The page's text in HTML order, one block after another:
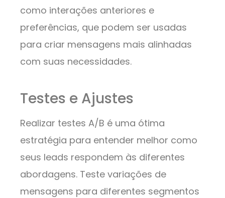
como interações anteriores e
preferências, que podem ser usadas
para criar mensagens mais alinhadas
com suas necessidades.
Testes e Ajustes
Realizar testes A/B é uma ótima
estratégia para entender melhor como
seus leads respondem às diferentes
abordagens. Teste variações de
mensagens para diferentes segmentos